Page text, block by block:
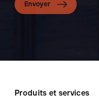
Envoyer
Produits et services